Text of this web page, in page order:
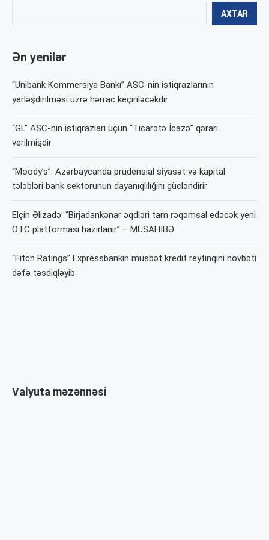
AXTAR
Ən yenilər
“Unibank Kommersiya Bankı” ASC-nin istiqrazlarının
yerləşdirilməsi üzrə hərrac keçiriləcəkdir
“GL” ASC-nin istiqrazları üçün “Ticarətə İcazə” qərarı
verilmişdir
“Moody’s”: Azərbaycanda prudensial siyasət və kapital
tələbləri bank sektorunun dayanıqlılığını gücləndirir
Elçin Əlizadə: “Birjadankənar əqdləri tam rəqəmsal edəcək yeni
OTC platforması hazırlanır” – MÜSAHİBƏ
“Fitch Ratings” Expressbankın müsbət kredit reytinqini növbəti
dəfə təsdiqləyib
Valyuta məzənnəsi